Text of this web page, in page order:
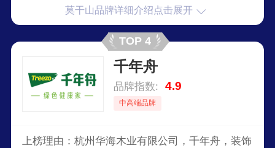
莫干山品牌详细介绍点击展开
TOP 4
千年舟
品牌指数: 4.9
中高端品牌
上榜理由：杭州华海木业有限公司，千年舟，装饰